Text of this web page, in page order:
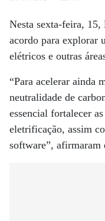
Nesta sexta-feira, 15,
acordo para explorar
elétricos e outras
“Para acelerar ainda
neutralidade de
essencial fortalecer
eletrificação, assim
software”, afirmaram